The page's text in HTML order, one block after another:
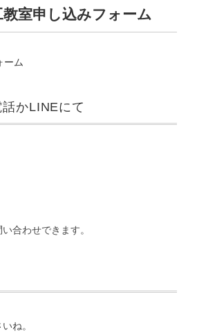
室申し込みフォーム
かLINEにて
合わせできます。
ね。